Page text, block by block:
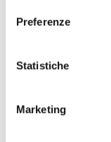
Preferenze
Statistiche
Marketing